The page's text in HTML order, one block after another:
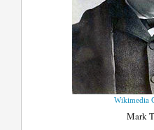
Wikimedia
Mark